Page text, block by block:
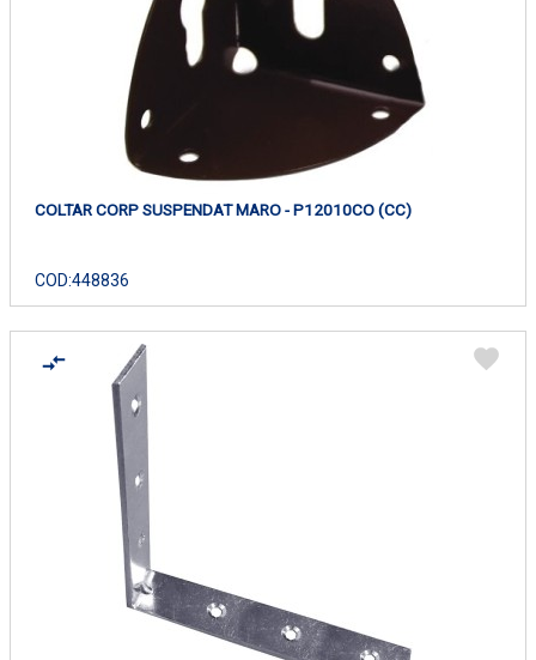
COLTAR CORP SUSPENDAT MARO - P12010CO (CC)
COD:448836